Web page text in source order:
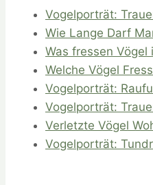
Vogelporträt:
Wie Lange Darf
Was fressen Vögel
Welche Vögel
Vogelporträt:
Vogelporträt:
Verletzte Vögel
Vogelporträt: